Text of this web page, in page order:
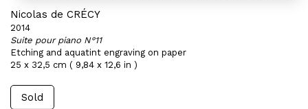
Nicolas de CRÉCY
2014
Suite pour piano N°11
Etching and aquatint engraving on paper
25 x 32,5 cm ( 9,84 x 12,6 in )
Sold